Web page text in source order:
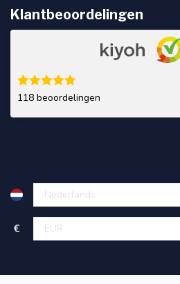
Klantbeoordelingen
118 beoordelingen
€